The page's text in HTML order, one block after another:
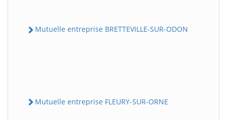
Mutuelle entreprise BRETTEVILLE-SUR-ODON
Mutuelle entreprise FLEURY-SUR-ORNE